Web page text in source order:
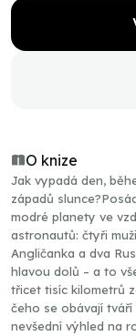
O knize
Jak vypadá den,
západů
modré planety ve
astronautů: čtyři
Angličanka a dva
hlavou dolů – a to
třicet tisíc kilometrů
čeho se obávají tváří
nevšední výhled na